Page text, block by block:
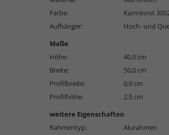
Farbe:
Karminrot
Aufhänger:
Hoch- und
Maße
Höhe:
40,0 cm
Breite:
50,0 cm
Profilbreite:
0,9 cm
Profilhöhe:
2,5 cm
weitere Eigenschaften
Rahmentyp:
Alurahmen